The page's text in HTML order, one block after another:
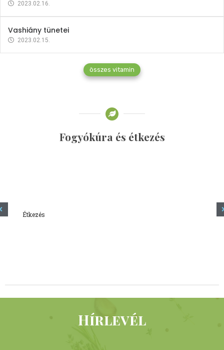
2023.02.16.
Vashiány tünetei
2023.02.15.
összes vitamin
Fogyókúra és étkezés
Étkezés
Hírlevél